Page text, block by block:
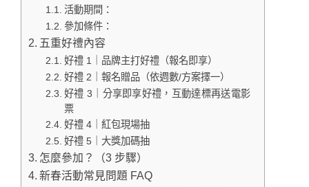
活動期間：
參加條件：
五重好禮內容
好禮 1｜品牌主打好禮（報名即享）
好禮 2｜報名贈品（依週數/方案擇一）
好禮 3｜分享即享好禮，互動達標再送電影
票
好禮 4｜紅包現場抽
好禮 5｜大獎加碼抽
怎麼參加？（3 步驟）
新春活動常見問題 FAQ